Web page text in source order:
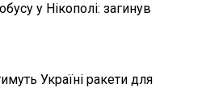
у Нікополі: загинув
Україні ракети для